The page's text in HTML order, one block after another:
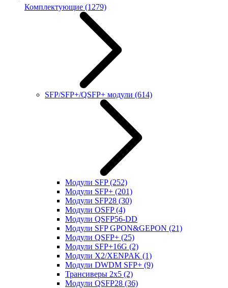
Комплектующие (1279)
SFP/SFP+/QSFP+ модули (614)
Модули SFP(252)
Модули SFP+ (201)
Модули SFP28 (30)
Модули OSFP(4)
Модули QSFP56-DD
Модули SFP GPON&GEPON (21)
Модули QSFP+ (25)
Модули SFP+16G (2)
Модули X2/XENPAK (1)
Модули DWDM SFP+ (9)
Трансиверы 2x5 (2)
Модули QSFP28 (36)